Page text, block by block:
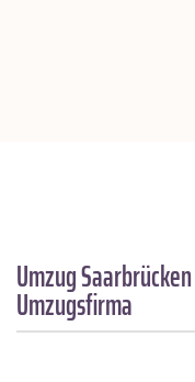
Umzug Saarbrücken
Umzugsfirma